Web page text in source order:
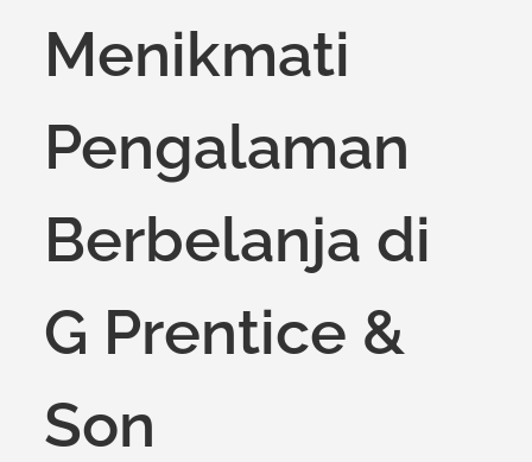
Menikmati
Pengalaman
Berbelanja di
G Prentice &
Son